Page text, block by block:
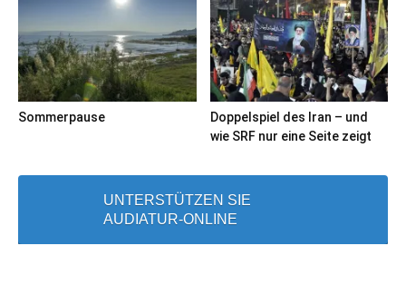
Sommerpause
Doppelspiel des Iran – und
wie SRF nur eine Seite zeigt
UNTERSTÜTZEN SIE
AUDIATUR-ONLINE